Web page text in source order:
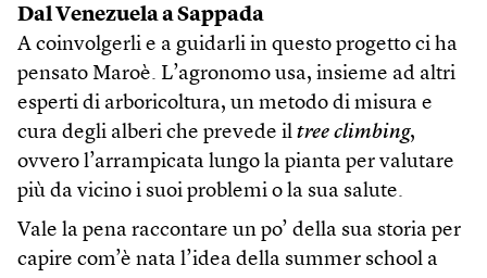
Dal Venezuela a Sappada
A coinvolgerli e a guidarli in questo progetto ci ha
pensato Maroè. L’agronomo usa, insieme ad altri
esperti di arboricoltura, un metodo di misura e
cura degli alberi che prevede il tree climbing,
ovvero l’arrampicata lungo la pianta per valutare
più da vicino i suoi problemi o la sua salute.
Vale la pena raccontare un po’ della sua storia per
capire com’è nata l’idea della summer school a